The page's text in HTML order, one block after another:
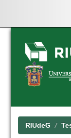
Skip
navigation
RIUdeG